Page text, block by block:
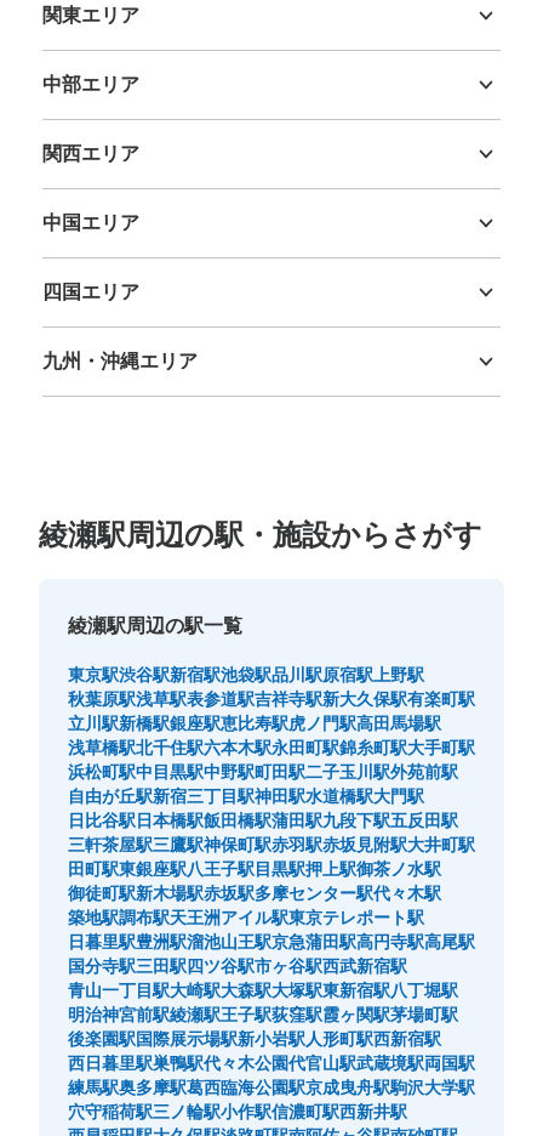
関東エリア
中部エリア
関西エリア
中国エリア
四国エリア
九州・沖縄エリア
綾瀬駅周辺の駅・施設からさがす
綾瀬駅周辺の駅一覧
東京駅渋谷駅新宿駅池袋駅品川駅原宿駅 上野駅
秋葉原駅浅草駅表参道駅吉祥寺駅新大久保駅有楽町駅
立川駅新橋駅銀座駅恵比寿駅虎ノ門駅高田馬場駅
浅草橋駅北千住駅六本木駅永田町駅錦糸町駅大手町駅
浜松町駅中目黒駅中野駅町田駅二子玉川駅外苑前駅
自由が丘駅新宿三丁目駅神田駅水道橋駅大門駅
日比谷駅日本橋駅飯田橋駅蒲田駅九段下駅五反田駅
三軒茶屋駅三鷹駅神保町駅赤羽駅赤坂見附駅大井町駅
田町駅東銀座駅八王子駅目黒駅押上駅御茶ノ水駅
御徒町駅新木場駅赤坂駅多摩センター駅代々木駅
築地駅調布駅天王洲アイル駅東京テレポート駅
日暮里駅豊洲駅溜池山王駅京急蒲田駅高円寺駅高尾駅
国分寺駅三田駅四ツ谷駅市ヶ谷駅西武新宿駅
青山一丁目駅大崎駅大森駅大塚駅東新宿駅八丁堀駅
明治神宮前駅綾瀬駅王子駅荻窪駅霞ヶ関駅茅場町駅
後楽園駅国際展示場駅新小岩駅 人形町駅西新宿駅
西日暮里駅巣鴨駅代々木公園代官山駅武蔵境駅両国駅
練馬駅奥多摩駅葛西臨海公園駅京成曳舟駅駒沢大学駅
穴守稲荷駅三ノ輪駅小作駅信濃町駅西新井駅